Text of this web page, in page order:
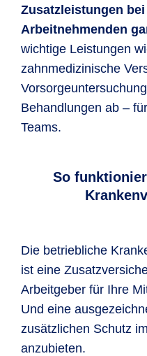
Zusatzleistungen
Arbeitnehmenden
wichtige Leistungen
zahnmedizinische
Behandlungen ab –
Teams.
So
Die betriebliche
ist eine
Arbeitgeber für Ihre
Und eine
zusätzlichen Schutz
anzubieten.